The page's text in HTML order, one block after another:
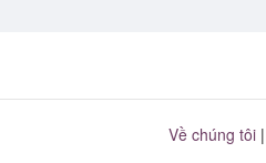
Về chúng tôi |